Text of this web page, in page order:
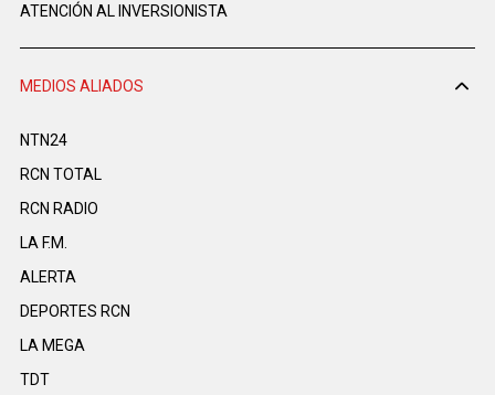
ATENCIÓN AL INVERSIONISTA
MEDIOS ALIADOS
NTN24
RCN TOTAL
RCN RADIO
LA F.M.
ALERTA
DEPORTES RCN
LA MEGA
TDT